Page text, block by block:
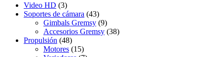
Video HD (3)
Soportes de cámara (43)
Gimbals Gremsy (9)
Accesorios Gremsy (38)
Propulsión (48)
Motores (15)